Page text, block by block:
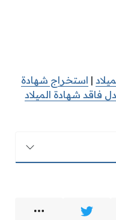
| استخراج شهادة
فاقد شهادة الميلاد